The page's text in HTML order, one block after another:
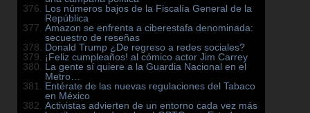
Los números bajos de la Fiscalía General de la
República
Amazon se enfrenta a ciberestafa denominada:
secuestro de reseñas
Donald Trump ¿De regreso a redes sociales?
¡Feliz cumpleaños! al cómico actor Jim Carrey
La gente sí quiere a la Guardia Nacional en el
Metro…
Entérate de las nuevas regulaciones del Tabaco
en México
Activistas advierten de un entorno cada vez más